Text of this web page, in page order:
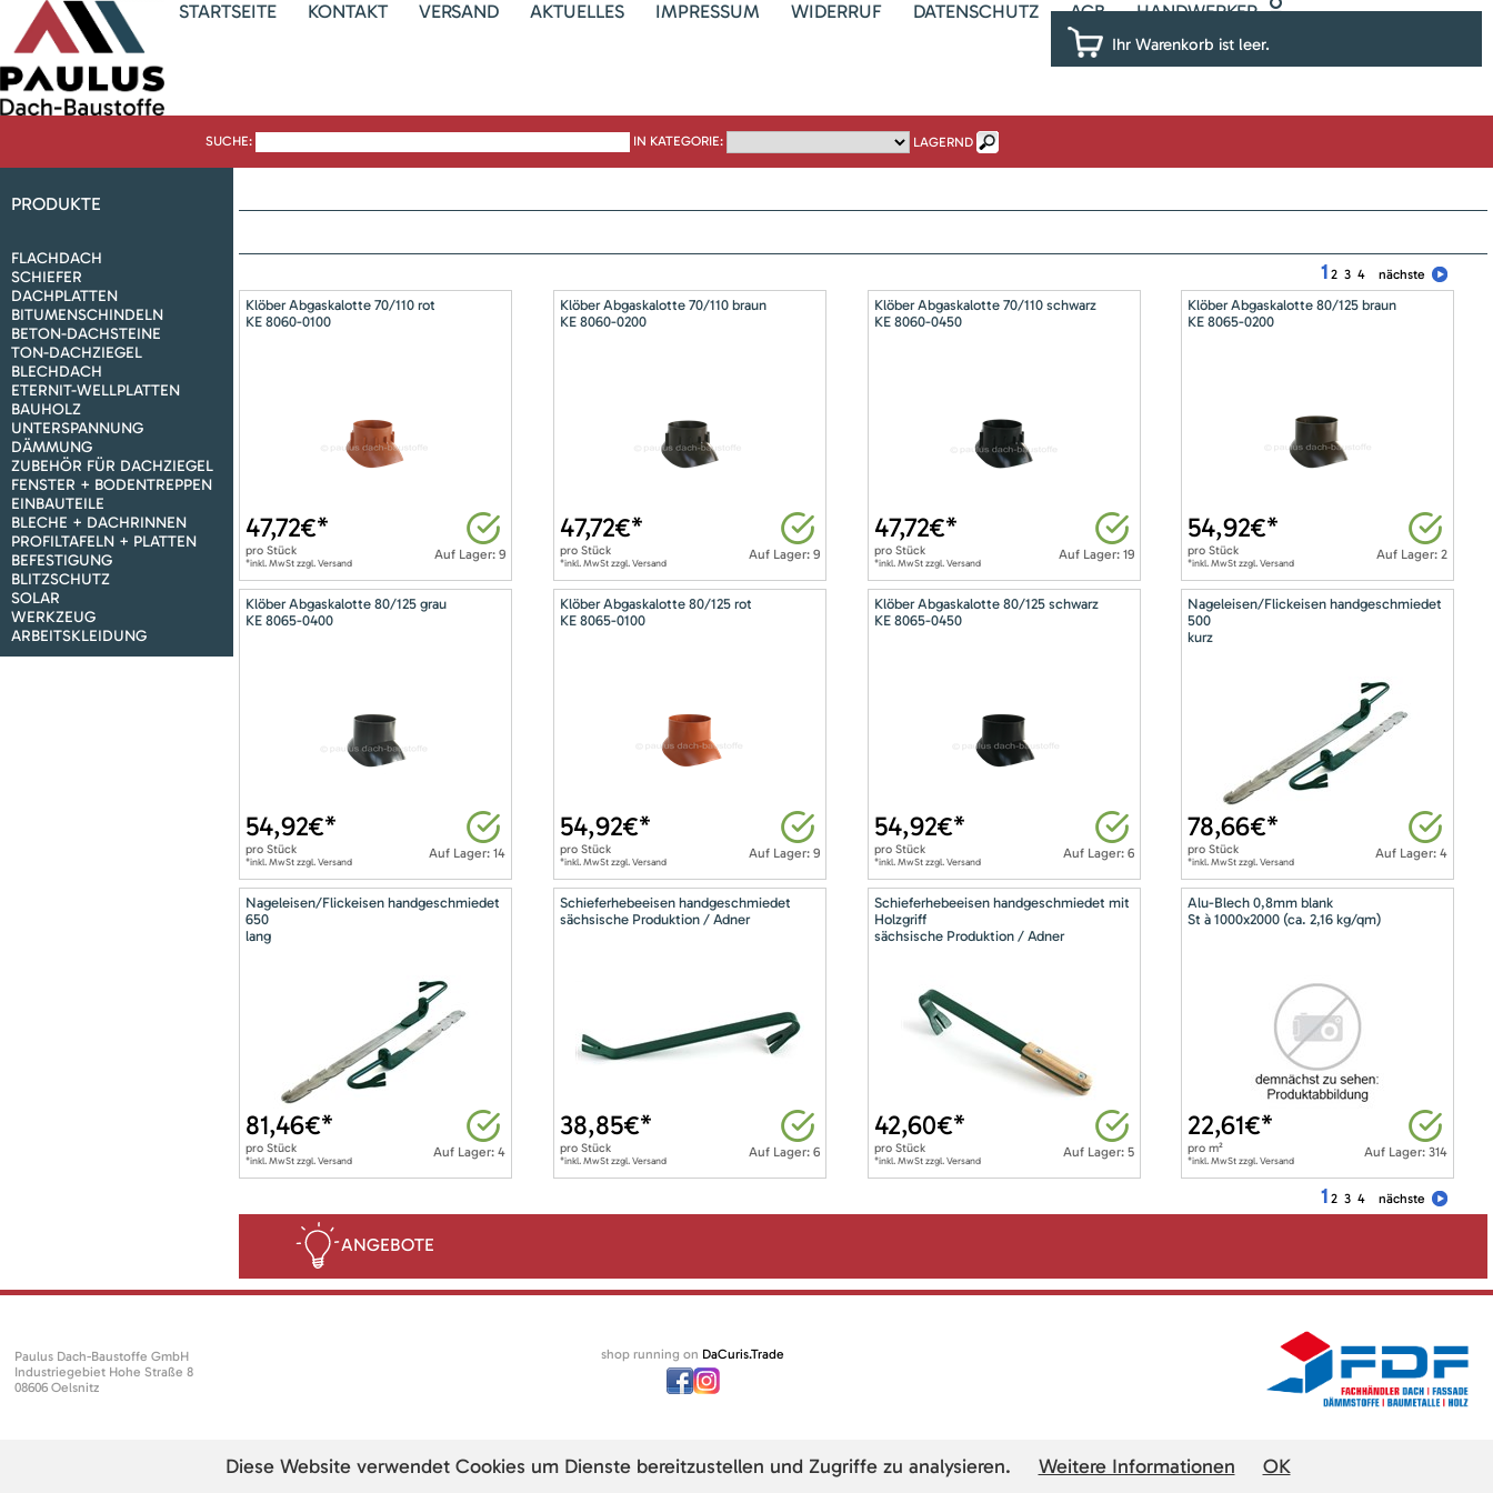
STARTSEITE KONTAKT VERSAND AKTUELLES IMPRESSUM WIDERRUF DATENSCHUTZ AGB HANDWERKER
Ihr Warenkorb ist leer.
SUCHE: IN KATEGORIE: LAGERND
PRODUKTE
FLACHDACH
SCHIEFER
DACHPLATTEN
BITUMENSCHINDELN
BETON-DACHSTEINE
TON-DACHZIEGEL
BLECHDACH
ETERNIT-WELLPLATTEN
BAUHOLZ
UNTERSPANNUNG
DÄMMUNG
ZUBEHÖR FÜR DACHZIEGEL
FENSTER + BODENTREPPEN
EINBAUTEILE
BLECHE + DACHRINNEN
PROFILTAFELN + PLATTEN
BEFESTIGUNG
BLITZSCHUTZ
SOLAR
WERKZEUG
ARBEITSKLEIDUNG
1 2 3 4 nächste
Klöber Abgaskalotte 70/110 rot
KE 8060-0100
Auf Lager: 9
47,72€*
pro Stück
*inkl. MwSt zzgl. Versand
Klöber Abgaskalotte 70/110 braun
KE 8060-0200
Auf Lager: 9
47,72€*
pro Stück
*inkl. MwSt zzgl. Versand
Klöber Abgaskalotte 70/110 schwarz
KE 8060-0450
Auf Lager: 19
47,72€*
pro Stück
*inkl. MwSt zzgl. Versand
Klöber Abgaskalotte 80/125 braun
KE 8065-0200
Auf Lager: 2
54,92€*
proStück
*inkl. MwSt zzgl. Versand
Klöber Abgaskalotte 80/125 grau
KE 8065-0400
Auf Lager: 14
54,92€*
pro Stück
*inkl. MwSt zzgl. Versand
Klöber Abgaskalotte 80/125 rot
KE 8065-0100
Auf Lager: 9
54,92€*
pro Stück
*inkl. MwSt zzgl. Versand
Klöber Abgaskalotte 80/125 schwarz
KE 8065-0450
Auf Lager: 6
54,92€*
pro Stück
*inkl. MwSt zzgl. Versand
Nageleisen/Flickeisen handgeschmiedet
500
kurz
Auf Lager: 4
78,66€*
proStück
*inkl. MwSt zzgl. Versand
Nageleisen/Flickeisen handgeschmiedet
650
lang
Auf Lager: 4
81,46€*
pro Stück
*inkl. MwSt zzgl. Versand
Schieferhebeeisen handgeschmiedet
sächsische Produktion / Adner
Auf Lager: 6
38,85€*
pro Stück
*inkl. MwSt zzgl. Versand
Schieferhebeeisen handgeschmiedet mit
Holzgriff
sächsische Produktion / Adner
Auf Lager: 5
42,60€*
pro Stück
*inkl. MwSt zzgl. Versand
Alu-Blech 0,8mm blank
St à 1000x2000 (ca. 2,16 kg/qm)
Auf Lager: 314
22,61€*
prom²
*inkl. MwSt zzgl. Versand
1 2 3 4 nächste
ANGEBOTE
Paulus Dach-Baustoffe GmbH
Industriegebiet Hohe Straße 8
08606 Oelsnitz
shop running on DaCuris.Trade
Diese Website verwendet Cookies um Dienste bereitzustellen und Zugriffe zu analysieren. Weitere Informationen OK